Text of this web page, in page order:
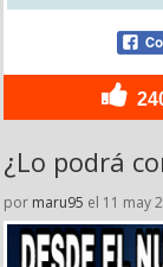
¿Lo podrá
por maru95 el 11 may